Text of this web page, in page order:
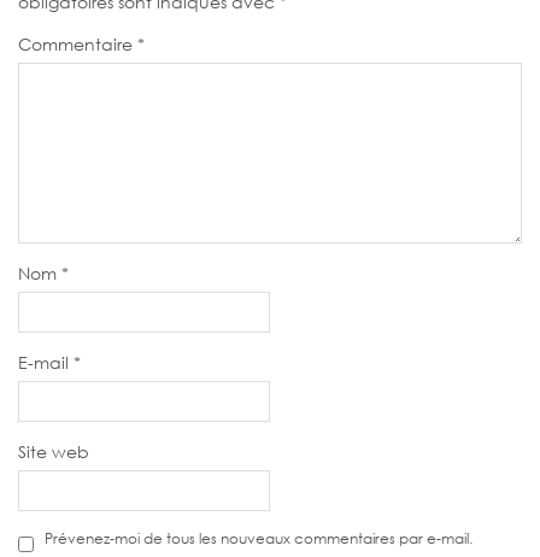
Commentaire *
Nom *
E-mail *
Site web
Prévenez-moi de tous les nouveaux commentaires par e-mail.